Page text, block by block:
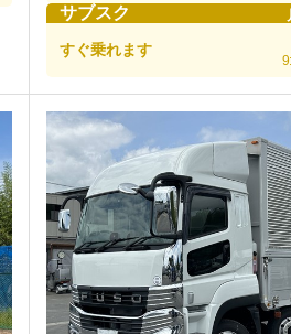
サブスク
すぐ乗れます